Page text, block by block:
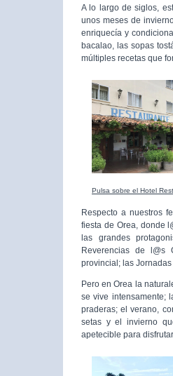
A lo largo de siglos,
unos meses de
enriquecía y
bacalao, las sopas
múltiples recetas que
Pulsa sobre el Hotel
Respecto a nuestros
fiesta de Orea, donde
las grandes
Reverencias de l@s
provincial; las
Pero en Orea la
se vive intensamente;
praderas; el verano,
setas y el invierno
apetecible para